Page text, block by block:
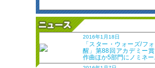
2016年1月18日
「スター・ウォーズ/フ
醒」第88回アカデミー賞
作曲ほか5部門にノミネー...